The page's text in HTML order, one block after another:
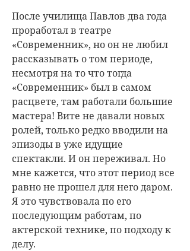
После училища Павлов два года
проработал в театре
«Современник», но он не любил
рассказывать о том периоде,
несмотря на то что тогда
«Современник» был в самом
расцвете, там работали большие
мастера! Вите не давали новых
ролей, только редко вводили на
эпизоды в уже идущие
спектакли. И он переживал. Но
мне кажется, что этот период все
равно не прошел для него даром.
Я это чувствовала по его
последующим работам, по
актерской технике, по подходу к
делу.